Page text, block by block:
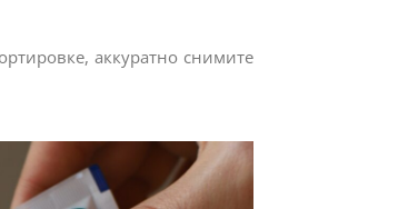
аккуратно снимите